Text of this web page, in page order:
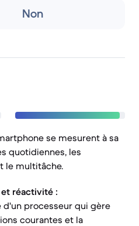
Non
se mesurent à sa
quotidiennes, les
le multitâche.
réactivité :
d'un processeur qui gère
courantes et la